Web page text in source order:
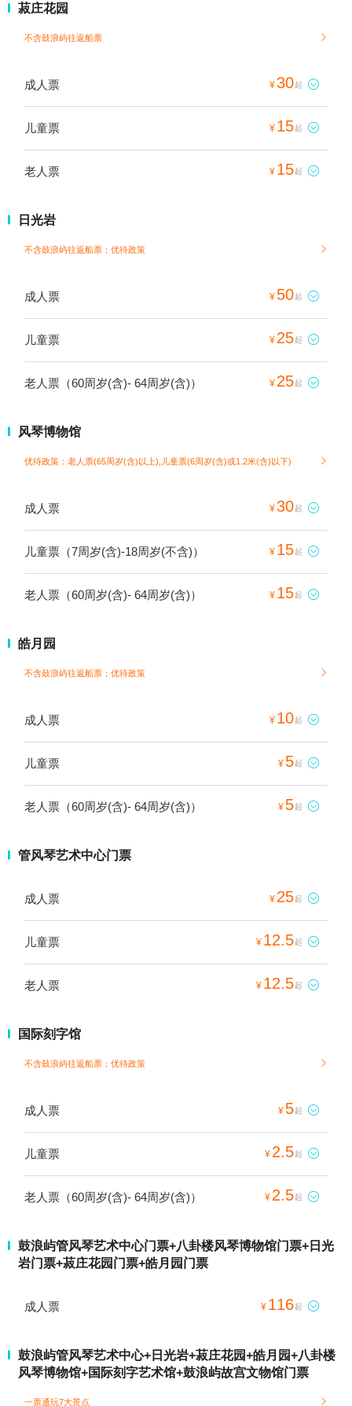
菽庄花园
不含鼓浪屿往返船票 
成人票 ¥30起 
儿童票 ¥ 15起 
老人票 ¥ 15起 
日光岩
不含鼓浪屿往返船票； 优待政策 
成人票 ¥ 50起 
儿童票 ¥ 25起 
老人票（60周岁(含)- 64周岁(含)） ¥ 25起 
风琴博物馆
优待政策：老人票(65周岁(含)以上),儿童票(6周岁(含)或1.2米(含)以下) 
成人票 ¥30起 
儿童票（7周岁(含)-18周岁(不含)） ¥ 15起 
老人票（60周岁(含)- 64周岁(含)） ¥ 15起 
皓月园
不含鼓浪屿往返船票； 优待政策 
成人票 ¥ 10起 
儿童票 ¥ 5起 
老人票（60周岁(含)- 64周岁(含)） ¥ 5起 
管风琴艺术中心门票
成人票 ¥ 25起 
儿童票 ¥ 12.5起 
老人票 ¥ 12.5起 
国际刻字馆
不含鼓浪屿往返船票； 优待政策 
成人票 ¥ 5起 
儿童票 ¥ 2.5起 
老人票（60周岁(含)- 64周岁(含)） ¥ 2.5起 
鼓浪屿管风琴艺术中心门票+八卦楼风琴博物馆门票+日光
岩门票+菽庄花园门票+皓月园门票
成人票 ¥ 116起 
鼓浪屿管风琴艺术中心+日光岩+菽庄花园+皓月园+八卦楼
风琴博物馆+国际刻字艺术馆+鼓浪屿故宫文物馆门票
一票通玩7大景点 